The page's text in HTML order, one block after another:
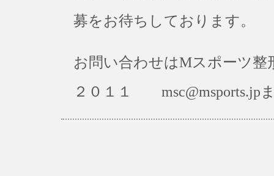
募をお待ちしております。
お問い合わせはMスポーツ
２０１１ msc@msports.jp